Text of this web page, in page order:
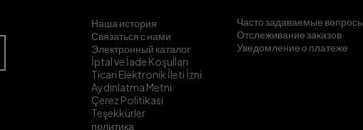
Наша история
Связаться с нами
Электронный каталог
İptal ve İade Koşulları
Ticari Elektronik İleti İzni
Aydınlatma Metni
Çerez Politikası
Teşekkürler
политика
Часто задаваемые вопросы
Отслеживание заказов
Уведомление о платеже